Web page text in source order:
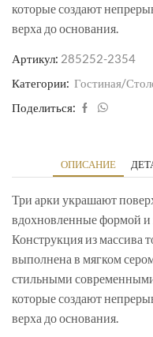
которые создают
верха до основания.
Артикул: 285252-2354
Категории: Гостиная/
Поделиться:
ОПИСАНИЕ
Три арки украшают
вдохновленные формой и
Конструкция из массива
выполнена в мягком
стильными
которые создают
верха до основания.